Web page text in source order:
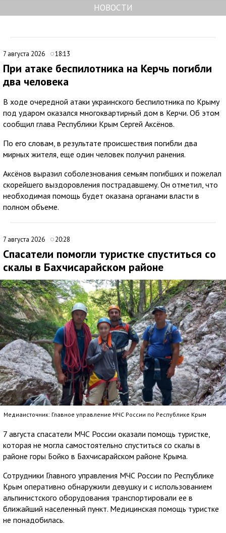
НОВОСТИ
7 августа 2026 18:13
При атаке беспилотника на Керчь погибли
два человека
В ходе очередной атаки украинского беспилотника по Крыму
под ударом оказался многоквартирный дом в Керчи. Об этом
сообщил глава Республики Крым Сергей Аксёнов.
По его словам, в результате происшествия погибли два
мирных жителя, еще один человек получил ранения.
Аксёнов выразил соболезнования семьям погибших и пожелал
скорейшего выздоровления пострадавшему. Он отметил, что
необходимая помощь будет оказана органами власти в
полном объеме.
7 августа 2026 20:28
Спасатели помогли туристке спуститься со
скалы в Бахчисарайском районе
Медиаисточник: Главное управление МЧС России по Республике Крым
7 августа спасатели МЧС России оказали помощь туристке,
которая не могла самостоятельно спуститься со скалы в
районе горы Бойко в Бахчисарайском районе Крыма.
Сотрудники Главного управления МЧС России по Республике
Крым оперативно обнаружили девушку и с использованием
альпинистского оборудования транспортировали ее в
ближайший населенный пункт. Медицинская помощь туристке
не понадобилась.